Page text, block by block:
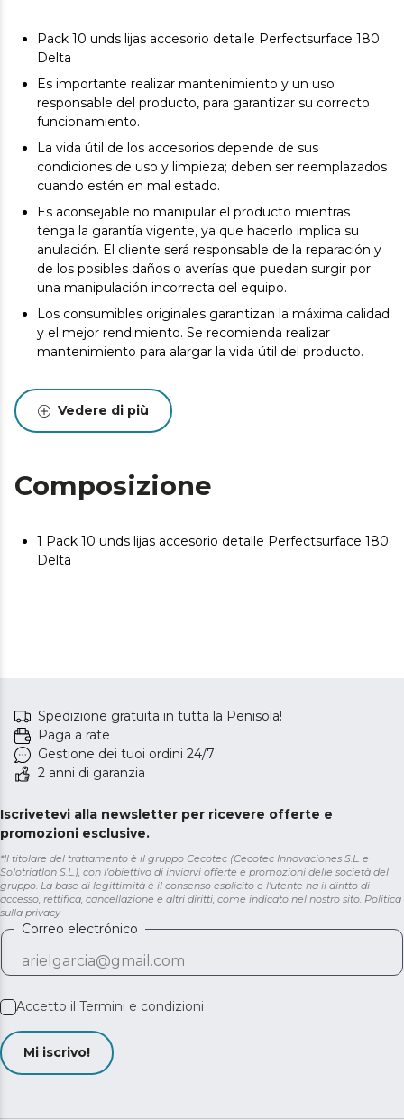
Pack 10 unds lijas accesorio detalle Perfectsurface 180
Delta
Es importante realizar mantenimiento y un uso
responsable del producto, para garantizar su correcto
funcionamiento.
La vida útil de los accesorios depende de sus
condiciones de uso y limpieza; deben ser reemplazados
cuando estén en mal estado.
Es aconsejable no manipular el producto mientras
tenga la garantía vigente, ya que hacerlo implica su
anulación. El cliente será responsable de la reparación y
de los posibles daños o averías que puedan surgir por
una manipulación incorrecta del equipo.
Los consumibles originales garantizan la máxima calidad
y el mejor rendimiento. Se recomienda realizar
mantenimiento para alargar la vida útil del producto.
Vedere di più
Composizione
1 Pack 10 unds lijas accesorio detalle Perfectsurface 180
Delta
Spedizione gratuita in tutta la Penisola!
Paga a rate
Gestione dei tuoi ordini 24/7
2 anni di garanzia
Iscrivetevi alla newsletter per ricevere offerte e
promozioni esclusive.
*Il titolare del trattamento è il gruppo Cecotec (Cecotec Innovaciones S.L. e
Solotriatlon S.L.), con l'obiettivo di inviarvi offerte e promozioni delle società del
gruppo. La base di legittimità è il consenso esplicito e l'utente ha il diritto di
accesso, rettifica, cancellazione e altri diritti, come indicato nel nostro sito. Politica
sulla privacy
Correo electrónico
Accetto il Termini e condizioni
Mi iscrivo!